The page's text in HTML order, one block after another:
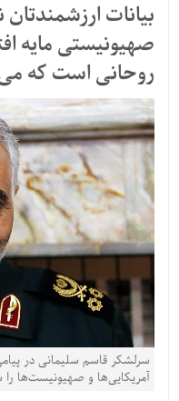
بیانات
صهیونیستی مایه
روحانی است که
سرلشکر قاسم سلیمانی در
آمریکایی‌ها و صهیونیست‌ها را